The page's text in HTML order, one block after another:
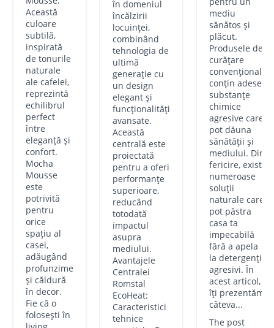
Această
culoare
subtilă,
inspirată
de tonurile
naturale
ale cafelei,
reprezintă
echilibrul
perfect
între
eleganță și
confort.
Mocha
Mousse
este
potrivită
pentru
orice
spațiu al
casei,
adăugând
profunzime
și căldură
în decor.
Fie că o
folosești în
în domeniul
încălzirii
locuinței,
combinând
tehnologia de
ultimă
generație cu
un design
elegant și
funcționalități
avansate.
Această
centrală este
proiectată
pentru a oferi
performanțe
superioare,
reducând
totodată
impactul
asupra
mediului.
Avantajele
Centralei
Romstal
EcoHeat:
Caracteristici
tehnice
mediu
sănătos și
plăcut.
Produsele de
curățare
convenționale
conțin adesea
substanțe
chimice
agresive care
pot dăuna
sănătății și
mediului. Din
fericire, există
numeroase
soluții
naturale care
pot păstra
casa ta
impecabilă
fără a apela
la detergenți
agresivi. În
acest articol,
îți prezentăm
câteva...
The post